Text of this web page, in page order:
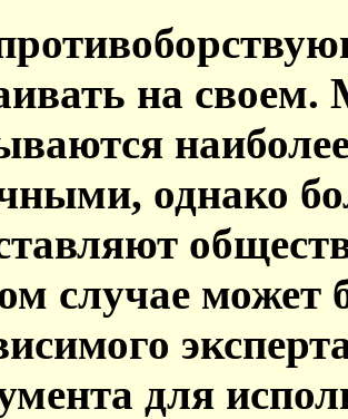
на
однако
случае
для